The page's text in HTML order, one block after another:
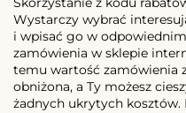
Wystarczy wybrać
i wpisać go w
zamówienia w sklepie
temu wartość zamówienia
obniżona, a Ty możesz
żadnych ukrytych